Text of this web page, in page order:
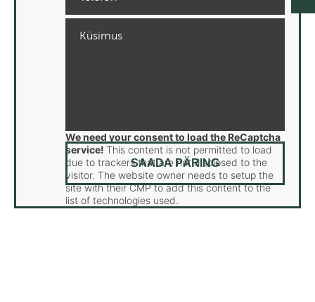
We need your consent to load the ReCaptcha
service! This content is not permitted to load
due to trackers that are not disclosed to the
visitor. The website owner needs to setup the
site with their CMP to add this content to the
list of technologies used.